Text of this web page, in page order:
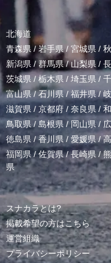
北海道
青森県 / 岩手県/ 宮城県 /
新潟県 /群馬県/山梨県 /
茨城県 / 栃木県 / 埼玉県 /
富山県 /石川県/福井県/
滋賀県 / 京都府 / 奈良県 /
鳥取県/ 島根県 /岡山県/
徳島県 /香川県 / 愛媛県/
福岡県/佐賀県/長崎県 /
県
スナカラとは?
掲載希望の方はこちら
運営組織
プライバシーポリシー